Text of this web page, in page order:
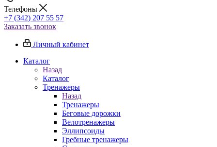
Телефоны
+7 (342) 207 55 57
Заказать звонок
Личный кабинет
Каталог
Назад
Каталог
Тренажеры
Назад
Тренажеры
Беговые дорожки
Велотренажеры
Эллипсоиды
Гребные тренажеры